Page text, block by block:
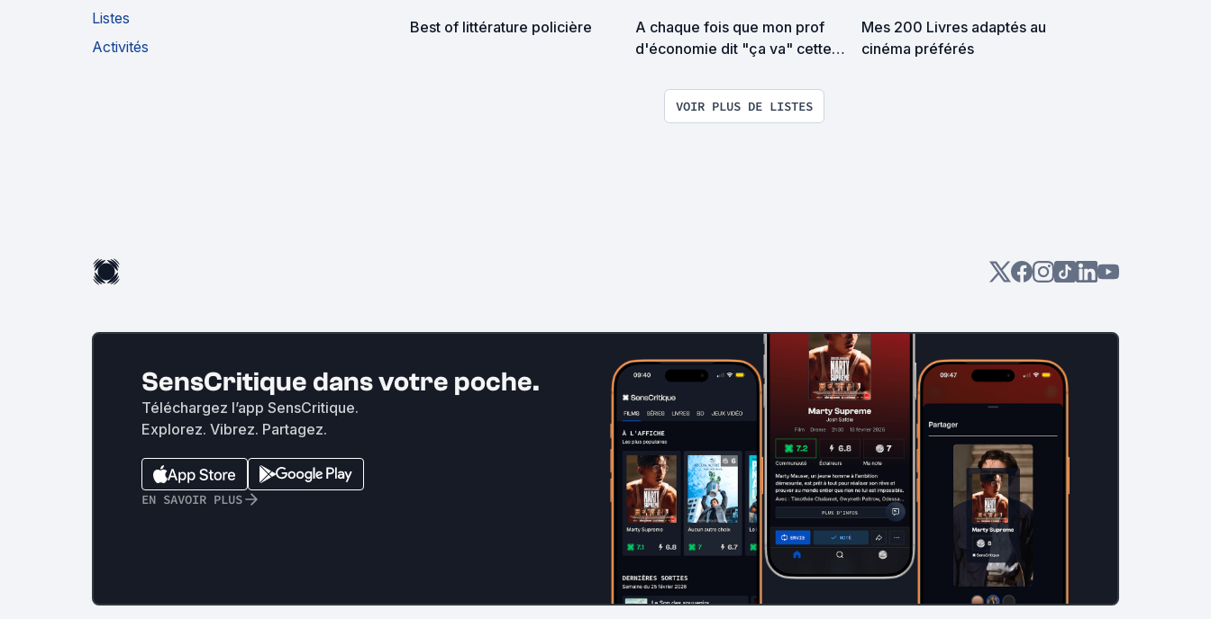
Listes
Activités
Best of littérature policière
A chaque fois que mon prof
d'économie dit "ça va" cette
liste.
Mes 200 Livres adaptés au
cinéma préférés
VOIR PLUS DE LISTES
SensCritique dans votre poche.
Téléchargez l’app SensCritique.
Explorez. Vibrez. Partagez.
EN SAVOIR PLUS